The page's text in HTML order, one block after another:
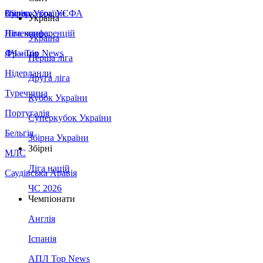
Збірна України
Італія
Німеччина
Франція
Нідерланди
Туреччина
Португалія
Бельгія
МЛС
Саудівська Аравія
Суперкубок УЄФА
Ліга конференцій
ЛЧ - Top News
Україна
Україна
Перша ліга
Друга ліга
Кубок України
Суперкубок України
Збірна України
Збірні
Ліга націй
ЧС 2026
Чемпіонати
Англія
Іспанія
АПЛ Top News